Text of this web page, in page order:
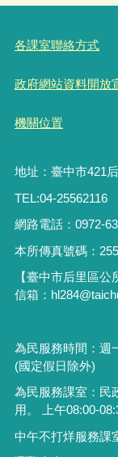
各課室聯絡方式
政府網站資料開放
機關位置
地址：臺中市421
TEL:04-25562116
網路電話：0972-
本所傳真號碼：
【臺中市后里區
信箱：
為民服務時間：週
(國定假日除外)
為民服務課室：民
用。 上午08:00-
中午不打烊服務課